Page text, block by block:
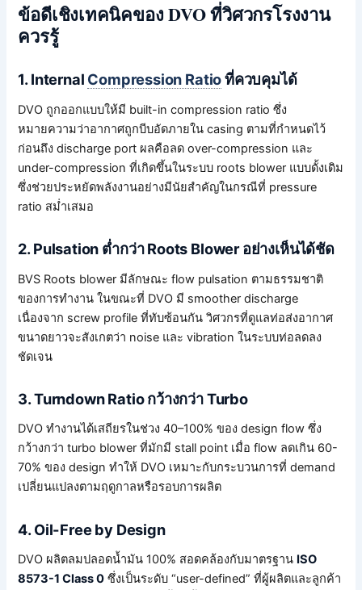
ข้อดีเชิงเทคนิคของ DVO ที่วิศวกรโรงงาน
ควรรู้
1. Internal Compression Ratioที่ควบคุมได้
DVO ถูกออกแบบให้มี built-in compression ratio ซึ่ง
หมายความว่าอากาศถูกบีบอัดภายใน casing ตามที่กำหนดไว้
ก่อนถึง discharge port ผลคือลด over-compression และ
under-compression ที่เกิดขึ้นในระบบ roots blower แบบดั้งเดิม
ซึ่งช่วยประหยัดพลังงานอย่างมีนัยสำคัญในกรณีที่ pressure
ratio สม่ำเสมอ
2. Pulsation ต่ำกว่า Roots Blower อย่างเห็นได้ชัด
BVS Roots blower มีลักษณะ flow pulsation ตามธรรมชาติ
ของการทำงาน ในขณะที่ DVO มี smoother discharge
เนื่องจาก screw profile ที่ทับซ้อนกัน วิศวกรที่ดูแลท่อส่งอากาศ
ขนาดยาวจะสังเกตว่า noise และ vibration ในระบบท่อลดลง
ชัดเจน
3. Turndown Ratio กว้างกว่า Turbo
DVO ทำงานได้เสถียรในช่วง 40–100% ของ design flow ซึ่ง
กว้างกว่า turbo blower ที่มักมี stall point เมื่อ flow ลดเกิน 60-
70% ของ design ทำให้ DVO เหมาะกับกระบวนการที่ demand
เปลี่ยนแปลงตามฤดูกาลหรือรอบการผลิต
4. Oil-Free by Design
DVO ผลิตลมปลอดน้ำมัน 100% สอดคล้องกับมาตรฐาน ISO
8573-1 Class 0 ซึ่งเป็นระดับ “user-defined” ที่ผู้ผลิตและลูกค้า